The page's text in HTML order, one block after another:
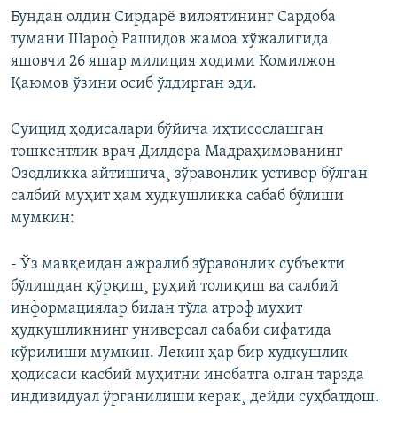
Бундан олдин Сирдарё вилоятининг Сардоба
тумани Шароф Рашидов жамоа хўжалигида
яшовчи 26 яшар милиция ходими Комилжон
Қаюмов ўзини осиб ўлдирган эди.
Суицид ҳодисалари бўйича иҳтисослашган
тошкентлик врач Дилдора Мадраҳимованинг
Озодликка айтишича¸ зўравонлик устивор бўлган
салбий муҳит ҳам худкушликка сабаб бўлиши
мумкин:
- Ўз мавқеидан ажралиб зўравонлик субъекти
бўлишдан қўрқиш¸ руҳий толиқиш ва салбий
информациялар билан тўла атроф муҳит
ҳудкушликнинг универсал сабаби сифатида
кўрилиши мумкин. Лекин ҳар бир худкушлик
ҳодисаси касбий муҳитни инобатга олган тарзда
индивидуал ўрганилиши керак¸ дейди суҳбатдош.